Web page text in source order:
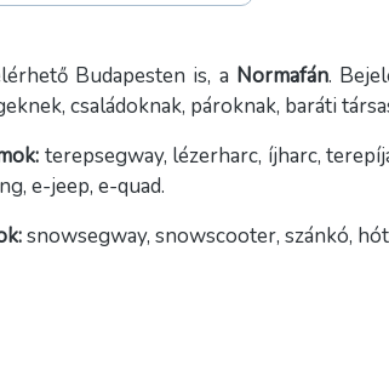
Budapesten is, a Normafán.
családoknak, pároknak, baráti
terepsegway, lézerharc, íjharc,
e-jeep, e-quad.
snowsegway, snowscooter, szánkó,